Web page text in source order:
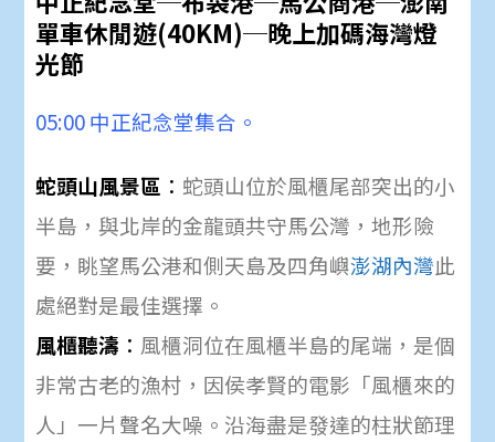
單車休閒遊(40KM)─晚上加碼海灣燈
光節
05:00 中正紀念堂集合。
蛇頭山風景區 ： 蛇頭山位於風櫃尾部突出的小
半島，與北岸的金龍頭共守馬公灣，地形險
要，眺望馬公港和側天島及四角嶼澎湖內灣此
處絕對是最佳選擇。
風櫃聽濤 ： 風櫃洞位在風櫃半島的尾端，是個
非常古老的漁村，因侯孝賢的電影「風櫃來的
人」一片聲名大噪。 沿海盡是發達的柱狀節理